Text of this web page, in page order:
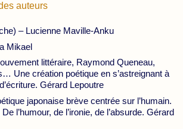
auteurs
– Lucienne Maville-Anku
Mikael
littéraire, Raymond Queneau,
Une création poétique en s’astreignant à
Gérard Lepoutre
japonaise brève centrée sur l’humain.
l’humour, de l’ironie, de l’absurde. Gérard